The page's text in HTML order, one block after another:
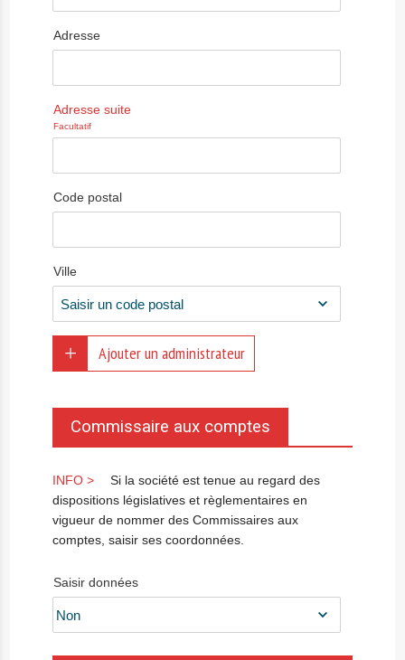
Adresse
Adresse suite
Facultatif
Code postal
Ville
Ajouter un administrateur
Commissaire aux comptes
Si la société est tenue au regard des
dispositions législatives et règlementaires en
vigueur de nommer des Commissaires aux
comptes, saisir ses coordonnées.
Saisir données